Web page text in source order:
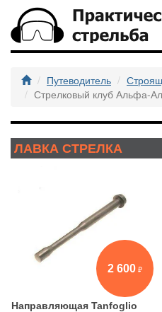
Путеводитель
Стрелковый клуб Альфа-
ЛАВКА СТРЕЛКА
2 600
Направляющая Tanfoglio